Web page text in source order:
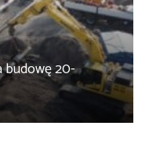
budowę 20-